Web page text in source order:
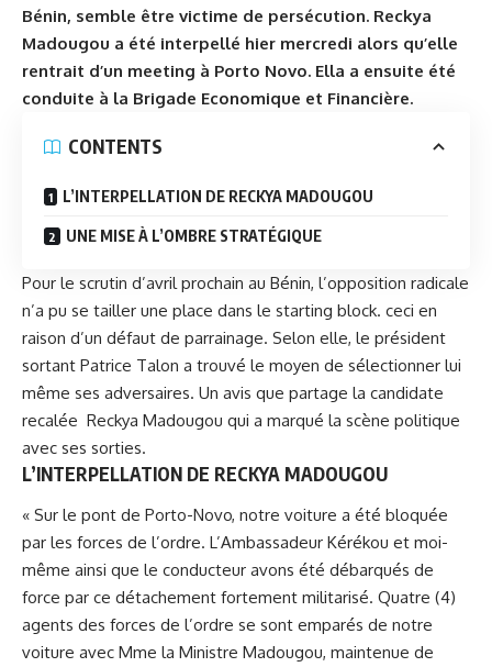
Bénin, semble être victime de persécution. Reckya
Madougou a été interpellé hier mercredi alors qu’elle
rentrait d’un meeting à Porto Novo. Ella a ensuite été
conduite à la Brigade Economique et Financière.
CONTENTS
L’INTERPELLATION DE RECKYA MADOUGOU
UNE MISE À L’OMBRE STRATÉGIQUE
Pour le scrutin d’avril prochain au Bénin, l’opposition radicale
n’a pu se tailler une place dans le starting block. ceci en
raison d’un défaut de parrainage. Selon elle, le président
sortant Patrice Talon a trouvé le moyen de sélectionner lui
même ses adversaires. Un avis que partage la candidate
recalée Reckya Madougou qui a marqué la scène politique
avec ses sorties.
L’INTERPELLATION DE RECKYA MADOUGOU
« Sur le pont de Porto-Novo, notre voiture a été bloquée
par les forces de l’ordre. L’Ambassadeur Kérékou et moi-
même ainsi que le conducteur avons été débarqués de
force par ce détachement fortement militarisé. Quatre (4)
agents des forces de l’ordre se sont emparés de notre
voiture avec Mme la Ministre Madougou, maintenue de